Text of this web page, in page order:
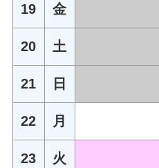
19 金
20 土
21 日
22 月
23 火